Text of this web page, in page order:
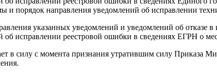
и порядок направления уведомлений об исправлении
указанных уведомлений и уведомлений об отказе
об исправлении реестровой ошибки в сведениях ЕГРН о
в силу с момента признания утратившим силу Приказа